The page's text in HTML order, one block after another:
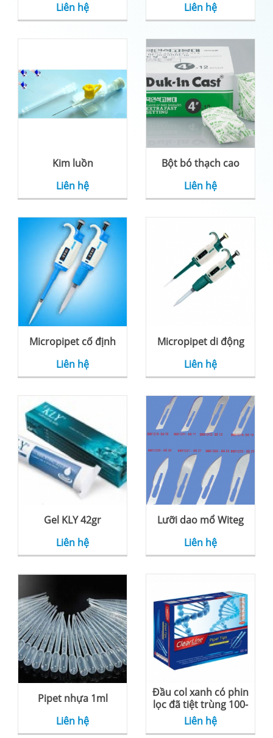
Liên hệ
Liên hệ
Kim luồn
Liên hệ
Bột bó thạch cao
Liên hệ
Micropipet cố định
Liên hệ
Micropipet di động
Liên hệ
Gel KLY 42gr
Liên hệ
Lưỡi dao mổ Witeg
Liên hệ
Pipet nhựa 1ml
Liên hệ
Đầu col xanh có phin
lọc đã tiệt trùng 100-
1000 ul
Liên hệ